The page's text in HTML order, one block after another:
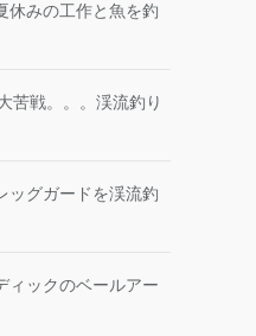
休みの工作と魚を釣
苦戦。。。渓流釣り
ッグガードを渓流釣
ィックのベールアー